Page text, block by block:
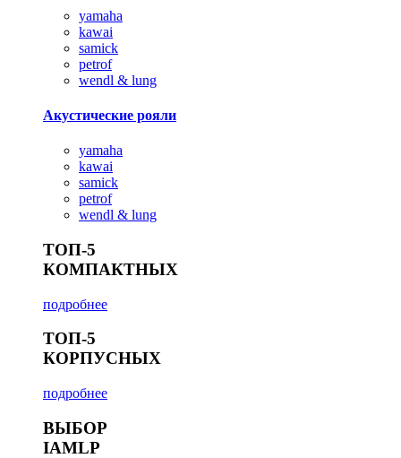
yamaha
kawai
samick
petrof
wendl & lung
Акустические рояли
yamaha
kawai
samick
petrof
wendl & lung
ТОП-5
КОМПАКТНЫХ
подробнее
ТОП-5
КОРПУСНЫХ
подробнее
ВЫБОР
IAMLP